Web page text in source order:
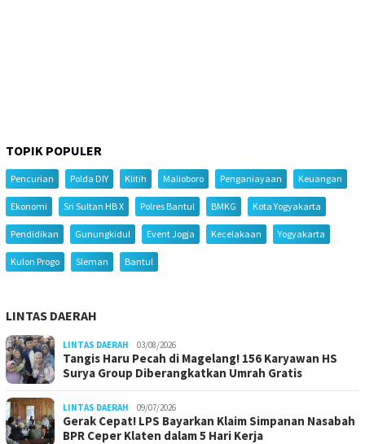
TOPIK POPULER
Pencurian Polda DIY Klitih Malioboro Penganiayaan Keuangan
Ekonomi Sri Sultan HB X Polres Bantul BMKG Kota Yogyakarta
Pendidikan Gunungkidul Event Jogja Kecelakaan Yogyakarta
Kulon Progo Sleman Bantul
LINTAS DAERAH
LINTAS DAERAH 03/08/2026
Tangis Haru Pecah di Magelang! 156 Karyawan HS
Surya Group Diberangkatkan Umrah Gratis
LINTAS DAERAH 09/07/2026
Gerak Cepat! LPS Bayarkan Klaim Simpanan Nasabah
BPR Ceper Klaten dalam 5 Hari Kerja